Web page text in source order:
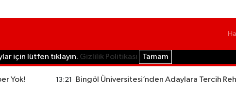
için lütfen tıklayın. Gizlilik Politikası Tamam
Yok! 13:21 Bingöl Üniversitesi’nden Adaylara Tercih